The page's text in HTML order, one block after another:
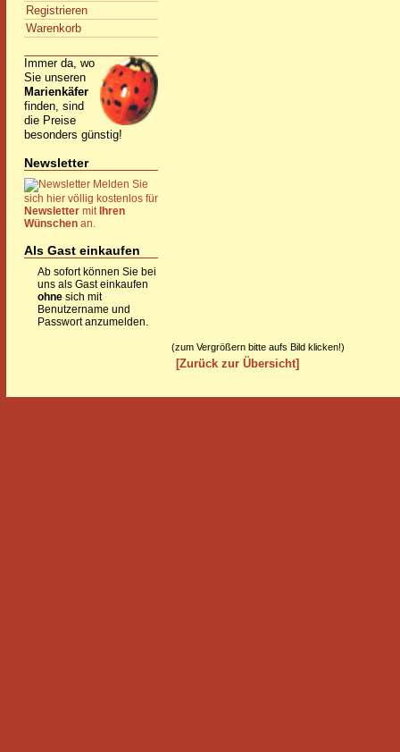
Registrieren
Warenkorb
Immer da, wo
Sie unseren
Marienkäfer
finden, sind
die Preise
besonders günstig!
Newsletter
Melden Sie
sich hier völlig kostenlos für
Newsletter mit Ihren
Wünschen an.
Als Gast einkaufen
Ab sofort können Sie bei
uns als Gast einkaufen
ohne sich mit
Benutzername und
Passwort anzumelden.
(zum Vergrößern bitte aufs Bild klicken!)
[Zurück zur Übersicht]